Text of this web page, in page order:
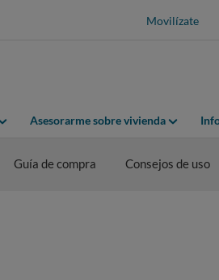
Movilízate
Asesorarme sobre vivienda
Guía de compra Consejos de uso